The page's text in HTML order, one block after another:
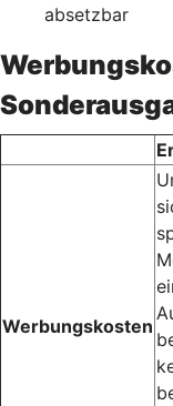
absetzbar
Werbungskosten